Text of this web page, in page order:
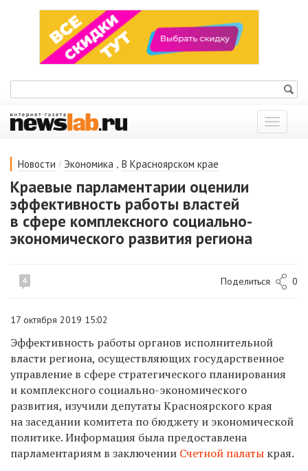
Показать
меню
Новости / Экономика , В Красноярском крае
Краевые парламентарии оценили
эффективность работы властей
в сфере комплексного социально-
экономического развития региона
4 Поделиться 0
17 октября 2019 15:02
Эффективность работы органов исполнительной
власти региона, осуществляющих государственное
управление в сфере стратегического планирования
и комплексного социально-экономического
развития, изучили депутаты Красноярского края
на заседании комитета по бюджету и экономической
политике. Информация была предоставлена
парламентариям в заключении Счетной палаты края.